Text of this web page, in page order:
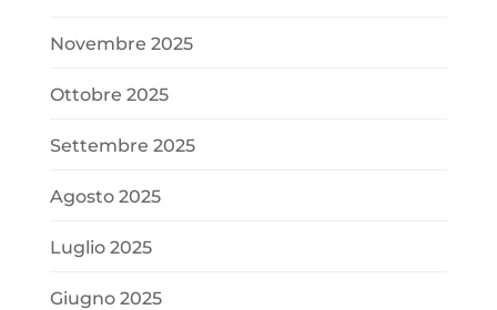
Novembre 2025
Ottobre 2025
Settembre 2025
Agosto 2025
Luglio 2025
Giugno 2025